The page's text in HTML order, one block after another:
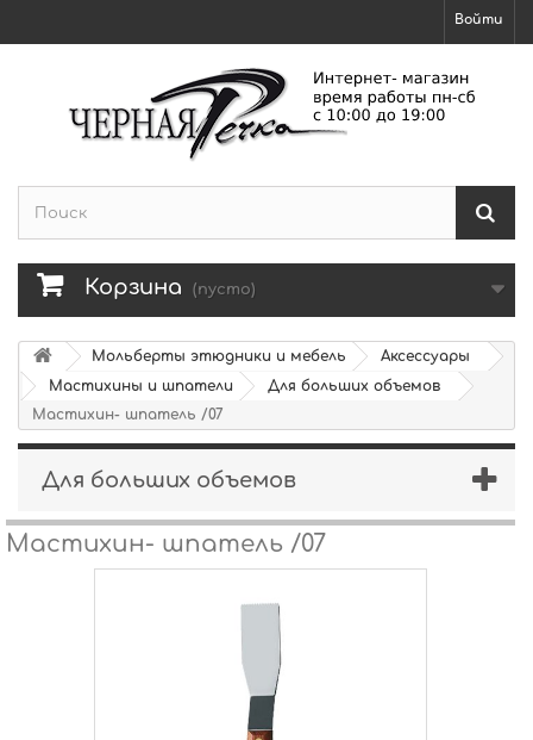
Войти
Корзина (пусто)
Мольберты этюдники и мебель
Аксессуары
Мастихины и шпатели
Для больших объемов
Мастихин- шпатель /07
Для больших объемов
Мастихин- шпатель /07